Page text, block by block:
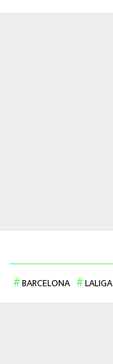
BARCELONA LALIGA